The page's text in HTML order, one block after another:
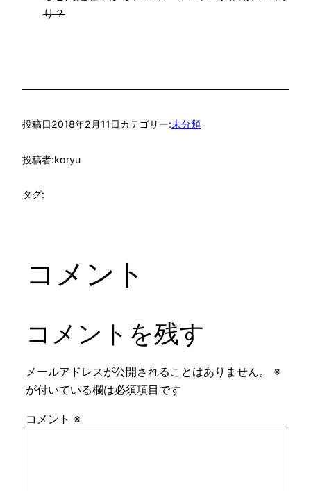
り？
投稿日2018年2月11日カテゴリー:未分類
投稿者:koryu
タグ:
コメント
コメントを残す
メールアドレスが公開されることはありません。
※
が付いている欄は必須項目です
コメント ※